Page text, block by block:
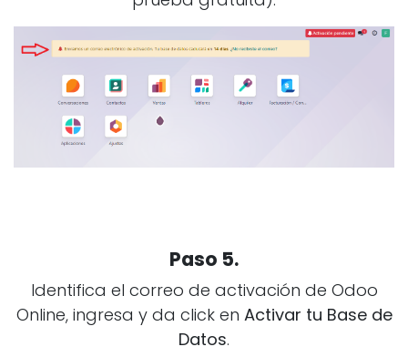
Paso 5.
Identifica el correo de activación de Odoo
Online, ingresa y da click en Activar tu Base de
Datos.